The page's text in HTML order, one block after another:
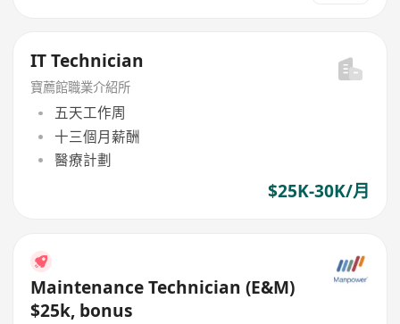
IT Technician
寶薦館職業介紹所
五天工作周
十三個月薪酬
醫療計劃
$25K-30K/月
Maintenance Technician (E&M)
$25k, bonus